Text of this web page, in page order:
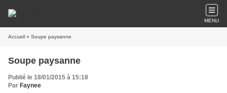
MENU
Accueil » Soupe paysanne
Soupe paysanne
Publié le 18/01/2015 à 15:18
Par Faynee